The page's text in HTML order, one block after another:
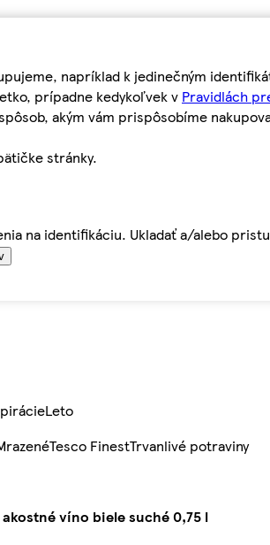
napríklad k jedinečným
prípadne kedykoľvek v Pravidlách
akým vám prispôsobíme
stránky.
na identifikáciu. Ukladať a/alebo
Leto
Tesco FinestTrvanlivé potraviny
víno biele suché 0,75 l